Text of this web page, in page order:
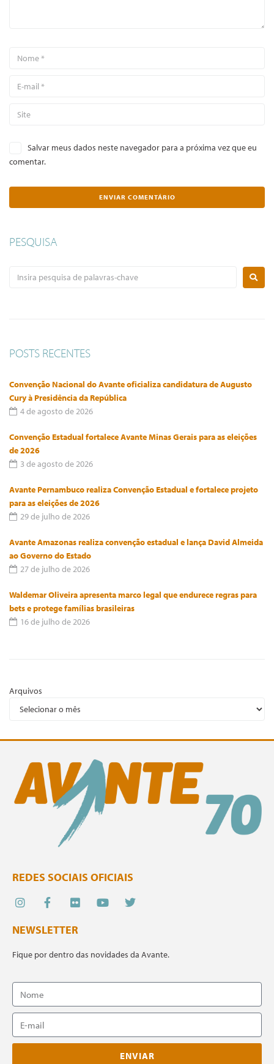
Salvar meus dados neste navegador para a próxima vez que eu
comentar.
PESQUISA
POSTS RECENTES
Convenção Nacional do Avante oficializa candidatura de Augusto
Cury à Presidência da República
4 de agosto de 2026
Convenção Estadual fortalece Avante Minas Gerais para as eleições
de 2026
3 de agosto de 2026
Avante Pernambuco realiza Convenção Estadual e fortalece projeto
para as eleições de 2026
29 de julho de 2026
Avante Amazonas realiza convenção estadual e lança David Almeida
ao Governo do Estado
27 de julho de 2026
Waldemar Oliveira apresenta marco legal que endurece regras para
bets e protege famílias brasileiras
16 de julho de 2026
Arquivos
REDES SOCIAIS OFICIAIS
NEWSLETTER
Fique por dentro das novidades da Avante.
ENVIAR